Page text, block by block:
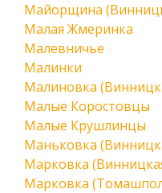
Майорщина
Малая Жмеринка
Малевничье
Малинки
Малиновка
Малые Коростовцы
Малые Крушлинцы
Маньковка
Марковка
Марковка